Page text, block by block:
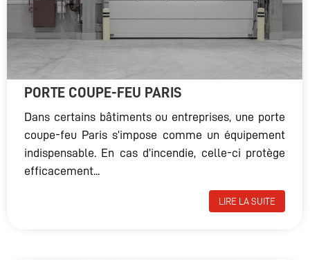
PORTE COUPE-FEU PARIS
Dans certains bâtiments ou entreprises, une porte
coupe-feu Paris s’impose comme un équipement
indispensable. En cas d’incendie, celle-ci protège
efficacement...
LIRE LA SUITE